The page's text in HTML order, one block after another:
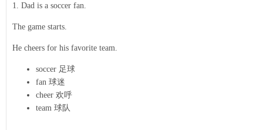
1. Dad is a soccer fan.
The game starts.
He cheers for his favorite team.
soccer 足球
fan 球迷
cheer 欢呼
team 球队